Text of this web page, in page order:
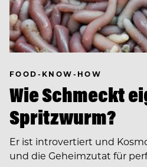
FOOD-KNOW-HOW
Wie Schmeckt
Spritzwurm?
Er ist introvertiert und
und die Geheimzutat für